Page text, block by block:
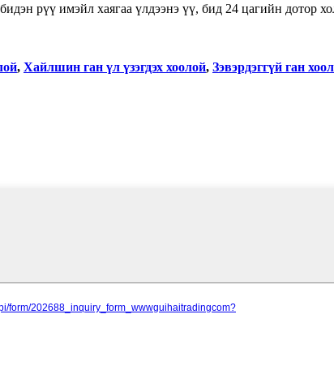
рүү имэйл хаягаа үлдээнэ үү, бид 24 цагийн дотор
, Хайлшин ган үл үзэгдэх хоолой, Зэвэрдэггүй ган